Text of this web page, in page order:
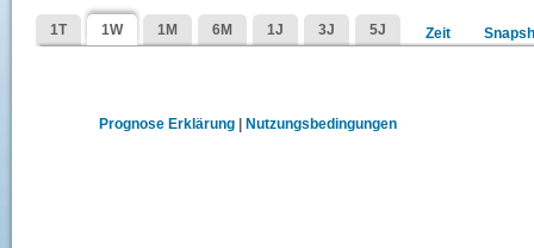
1T 1W 1M 6M 1J 3J 5J Zeit
Prognose Erklärung Nutzungsbedingungen